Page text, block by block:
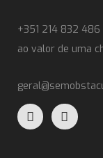
+351 214 832
ao valor de uma